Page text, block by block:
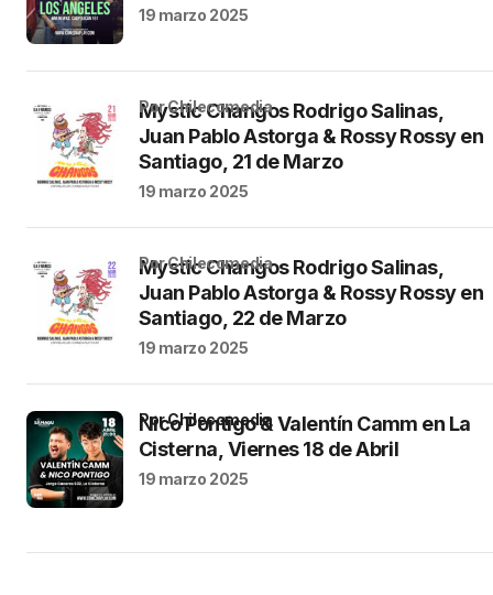
19 marzo 2025
Mystic Changos Rodrigo Salinas,
Juan Pablo Astorga & Rossy Rossy en
Santiago, 21 de Marzo
por Chilecomedia
19 marzo 2025
Mystic Changos Rodrigo Salinas,
Juan Pablo Astorga & Rossy Rossy en
Santiago, 22 de Marzo
por Chilecomedia
19 marzo 2025
Nico Pontigo & Valentín Camm en La
Cisterna, Viernes 18 de Abril
por Chilecomedia
19 marzo 2025